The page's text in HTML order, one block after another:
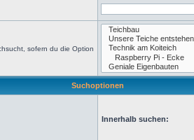
sofern du die Option
Suchoptionen
Innerhalb suchen: